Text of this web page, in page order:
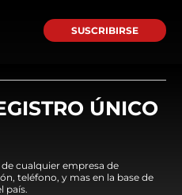
SUSCRIBIRSE
ÚNICO
cualquier empresa de
teléfono, y mas en la base de
país.